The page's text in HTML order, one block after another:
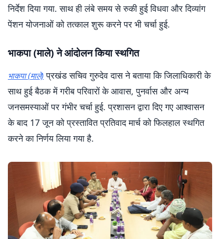
निर्देश दिया गया. साथ ही लंबे समय से रुकी हुई विधवा और दिव्यांग
पेंशन योजनाओं को तत्काल शुरू करने पर भी चर्चा हुई.
भाकपा (माले) ने आंदोलन किया स्थगित
भाकपा (माले) प्रखंड सचिव गुरुदेव दास ने बताया कि जिलाधिकारी के
साथ हुई बैठक में गरीब परिवारों के आवास, पुनर्वास और अन्य
जनसमस्याओं पर गंभीर चर्चा हुई. प्रशासन द्वारा दिए गए आश्वासन
के बाद 17 जून को प्रस्तावित प्रतिवाद मार्च को फिलहाल स्थगित
करने का निर्णय लिया गया है.